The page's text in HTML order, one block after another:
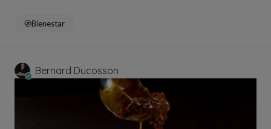
Bienestar
Bernard Ducosson